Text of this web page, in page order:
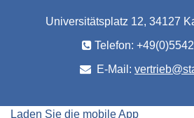
Universitätsplatz 12, 34127
Telefon:
E-Mail:
Laden Sie die mobile App